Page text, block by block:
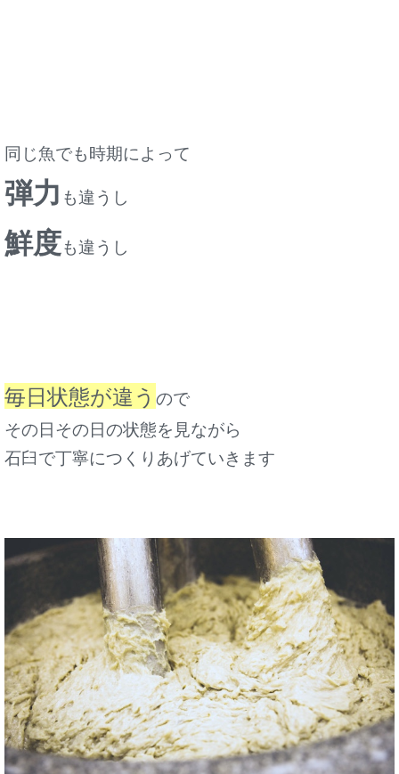
同じ魚でも時期によって
弾力 も違うし
鮮度も違うし
毎日状態が違う ので
その日その日の状態を見ながら
石臼で丁寧につくりあげていきます